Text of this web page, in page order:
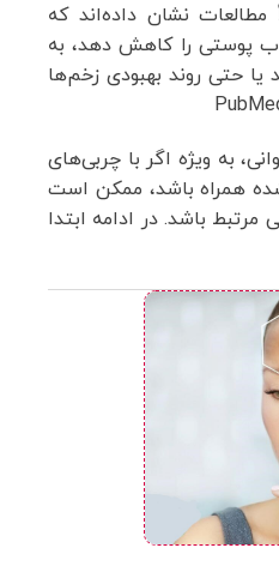
نشان داده‌اند که
پوستی را کاهش دهد، به
حتی روند بهبودی زخم‌ها
به ویژه اگر با چربی‌های
همراه باشد، ممکن است
باشد. در ادامه ابتدا